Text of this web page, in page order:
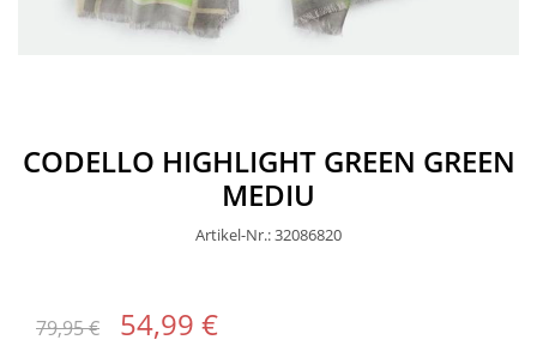
CODELLO HIGHLIGHT GREEN GREEN
MEDIU
Artikel-Nr.: 32086820
79,95 € 54,99 €